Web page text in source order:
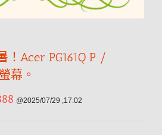
！Acer PG161Q P /
幕。
@2025/07/29 ,17:02